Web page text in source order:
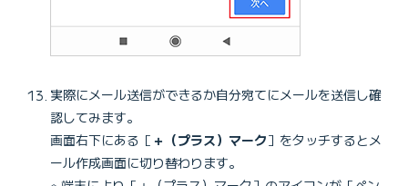
実際にメール送信ができるか自分宛てにメールを送信し確
認してみます。
画面右下にある［ ＋（プラス）マーク］をタッチするとメ
ール作成画面に切り替わります。